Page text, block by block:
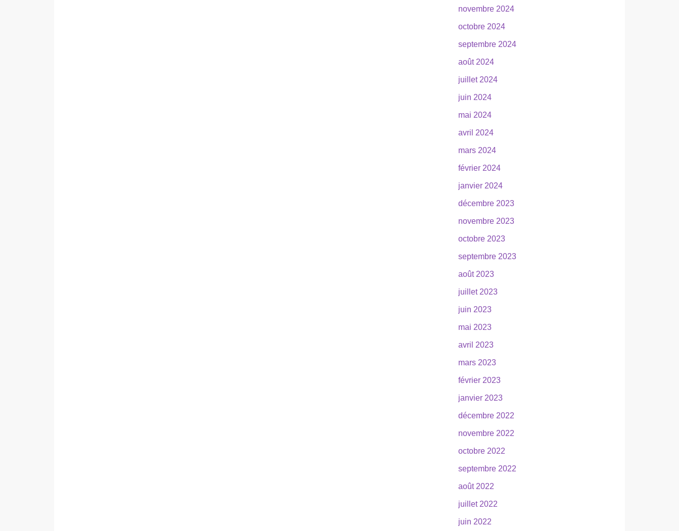
novembre 2024
octobre 2024
septembre 2024
août 2024
juillet 2024
juin 2024
mai 2024
avril 2024
mars 2024
février 2024
janvier 2024
décembre 2023
novembre 2023
octobre 2023
septembre 2023
août 2023
juillet 2023
juin 2023
mai 2023
avril 2023
mars 2023
février 2023
janvier 2023
décembre 2022
novembre 2022
octobre 2022
septembre 2022
août 2022
juillet 2022
juin 2022